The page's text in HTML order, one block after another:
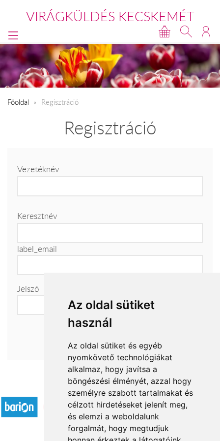
Az oldal sütiket
használ
Az oldal sütiket és egyéb
nyomkövető technológiákat
alkalmaz, hogy javítsa a
böngészési élményét, azzal hogy
személyre szabott tartalmakat és
célzott hirdetéseket jelenít meg,
és elemzi a weboldalunk
forgalmát, hogy megtudjuk
VIRÁGKÜLDÉS KECSKEMÉT
Főoldal Regisztráció
Regisztráció
Vezetéknév
Keresztnév
label_email
Jelszó
Elfogadott fizetési módok